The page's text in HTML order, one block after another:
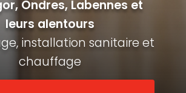
Ondres, Labennes et
leurs alentours
installation sanitaire et
chauffage